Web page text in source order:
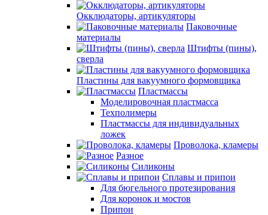
Окклюдаторы, артикуляторы
Паковочные
материалы
Штифты (пины),
сверла
Пластины для вакуумного формовщика
Пластмассы
Моделировочная пластмасса
Техполимеры
Пластмассы для индивидуальных
ложек
Проволока, кламеры
Разное
Силиконы
Сплавы и припои
Для бюгельного протезирования
Для коронок и мостов
Припои